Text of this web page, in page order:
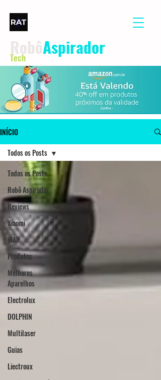
Aspirador
Tech
INÍCIO
Todos os Posts
Robô Aspirador
Reviews
Xiaomi
WAP
Produtos
Melhores
Aparelhos
Electrolux
DOLPHIN
Multilaser
Guias
Liectroux
Todos os Posts